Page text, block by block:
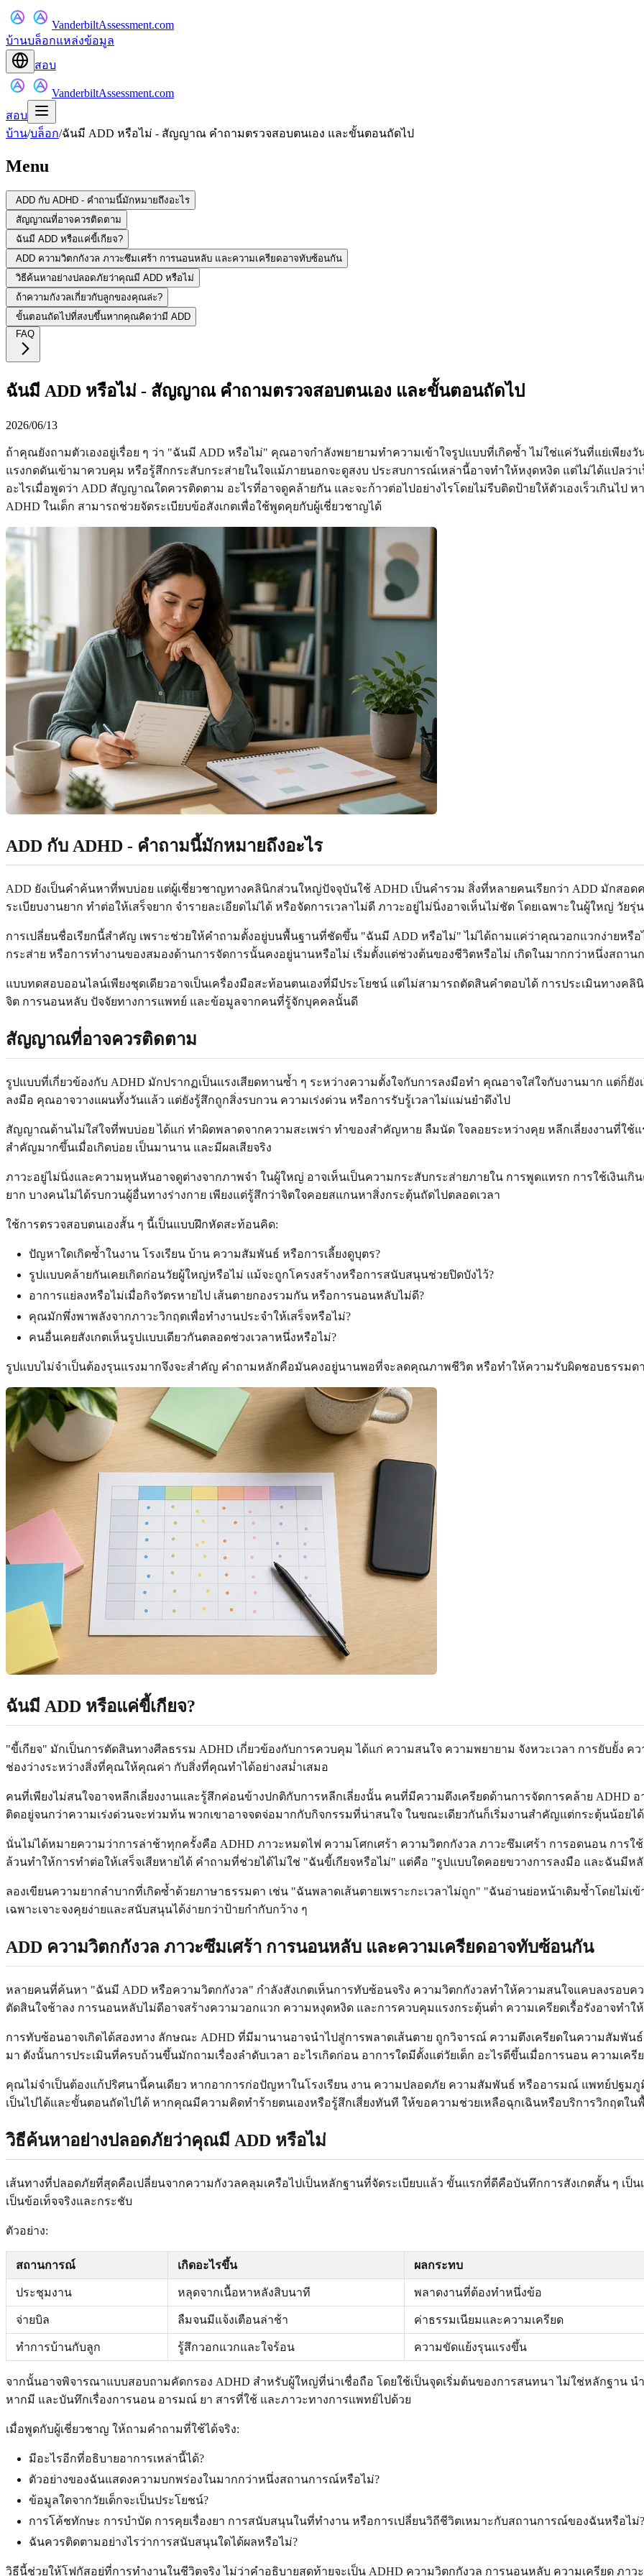
VanderbiltAssessment.com
บ้านบล็อกแหล่งข้อมูล
สอบ
VanderbiltAssessment.com
สอบ
บ้าน/บล็อก/ฉันมี ADD หรือไม่ - สัญญาณ คำถามตรวจสอบตนเอง และขั้นตอนถัดไป
Menu
ADD กับ ADHD - คำถามนี้มักหมายถึงอะไร
สัญญาณที่อาจควรติดตาม
ฉันมี ADD หรือแค่ขี้เกียจ?
ADD ความวิตกกังวล ภาวะซึมเศร้า การนอนหลับ และความเครียดอาจทับซ้อนกัน
วิธีค้นหาอย่างปลอดภัยว่าคุณมี ADD หรือไม่
ถ้าความกังวลเกี่ยวกับลูกของคุณล่ะ?
ขั้นตอนถัดไปที่สงบขึ้นหากคุณคิดว่ามี ADD
FAQ
ฉันมี ADD หรือไม่ - สัญญาณ คำถามตรวจสอบตนเอง และขั้นตอนถัดไป
2026/06/13
ถ้าคุณยังถามตัวเองอยู่เรื่อย ๆ ว่า "ฉันมี ADD หรือไม่" คุณอาจกำลังพยายามทำความเข้าใจรูปแบบที่เกิดซ้ำ ไม่ใช่แค่วันที่แย่เพียง
แรงกดดันเข้ามาควบคุม หรือรู้สึกกระสับกระส่ายในใจแม้ภายนอกจะดูสงบ ประสบการณ์เหล่านี้อาจทำให้หงุดหงิด แต่ไม่ได้แปลว่
อะไรเมื่อพูดว่า ADD สัญญาณใดควรติดตาม อะไรที่อาจดูคล้ายกัน และจะก้าวต่อไปอย่างไรโดยไม่รีบติดป้ายให้ตัวเองเร็วเกินไป
ADHD ในเด็ก สามารถช่วยจัดระเบียบข้อสังเกตเพื่อใช้พูดคุยกับผู้เชี่ยวชาญได้
ADD กับ ADHD - คำถามนี้มักหมายถึงอะไร
ADD ยังเป็นคำค้นหาที่พบบ่อย แต่ผู้เชี่ยวชาญทางคลินิกส่วนใหญ่ปัจจุบันใช้ ADHD เป็นคำรวม สิ่งที่หลายคนเรียกว่า ADD มักสอด
ระเบียบงานยาก ทำต่อให้เสร็จยาก จำรายละเอียดไม่ได้ หรือจัดการเวลาไม่ดี ภาวะอยู่ไม่นิ่งอาจเห็นไม่ชัด โดยเฉพาะในผู้ใหญ่ วั
การเปลี่ยนชื่อเรียกนี้สำคัญ เพราะช่วยให้คำถามตั้งอยู่บนพื้นฐานที่ชัดขึ้น "ฉันมี ADD หรือไม่" ไม่ได้ถามแค่ว่าคุณวอกแวกง่ายห
กระส่าย หรือการทำงานของสมองด้านการจัดการนั้นคงอยู่นานหรือไม่ เริ่มตั้งแต่ช่วงต้นของชีวิตหรือไม่ เกิดในมากกว่าหนึ่งสถา
แบบทดสอบออนไลน์เพียงชุดเดียวอาจเป็นเครื่องมือสะท้อนตนเองที่มีประโยชน์ แต่ไม่สามารถตัดสินคำตอบได้ การประเมินทางค
จิต การนอนหลับ ปัจจัยทางการแพทย์ และข้อมูลจากคนที่รู้จักบุคคลนั้นดี
สัญญาณที่อาจควรติดตาม
รูปแบบที่เกี่ยวข้องกับ ADHD มักปรากฏเป็นแรงเสียดทานซ้ำ ๆ ระหว่างความตั้งใจกับการลงมือทำ คุณอาจใส่ใจกับงานมาก แต่ก็ยั
ลงมือ คุณอาจวางแผนทั้งวันแล้ว แต่ยังรู้สึกถูกสิ่งรบกวน ความเร่งด่วน หรือการรับรู้เวลาไม่แม่นยำดึงไป
สัญญาณด้านไม่ใส่ใจที่พบบ่อย ได้แก่ ทำผิดพลาดจากความสะเพร่า ทำของสำคัญหาย ลืมนัด ใจลอยระหว่างคุย หลีกเลี่ยงงานที่ใช้
สำคัญมากขึ้นเมื่อเกิดบ่อย เป็นมานาน และมีผลเสียจริง
ภาวะอยู่ไม่นิ่งและความหุนหันอาจดูต่างจากภาพจำ ในผู้ใหญ่ อาจเห็นเป็นความกระสับกระส่ายภายใน การพูดแทรก การใช้เงิน
ยาก บางคนไม่ได้รบกวนผู้อื่นทางร่างกาย เพียงแต่รู้สึกว่าจิตใจคอยสแกนหาสิ่งกระตุ้นถัดไปตลอดเวลา
ใช้การตรวจสอบตนเองสั้น ๆ นี้เป็นแบบฝึกหัดสะท้อนคิด:
ปัญหาใดเกิดซ้ำในงาน โรงเรียน บ้าน ความสัมพันธ์ หรือการเลี้ยงดูบุตร?
รูปแบบคล้ายกันเคยเกิดก่อนวัยผู้ใหญ่หรือไม่ แม้จะถูกโครงสร้างหรือการสนับสนุนช่วยปิดบังไว้?
อาการแย่ลงหรือไม่เมื่อกิจวัตรหายไป เส้นตายกองรวมกัน หรือการนอนหลับไม่ดี?
คุณมักพึ่งพาพลังจากภาวะวิกฤตเพื่อทำงานประจำให้เสร็จหรือไม่?
คนอื่นเคยสังเกตเห็นรูปแบบเดียวกันตลอดช่วงเวลาหนึ่งหรือไม่?
รูปแบบไม่จำเป็นต้องรุนแรงมากจึงจะสำคัญ คำถามหลักคือมันคงอยู่นานพอที่จะลดคุณภาพชีวิต หรือทำให้ความรับผิดชอบธรรมด
ฉันมี ADD หรือแค่ขี้เกียจ?
"ขี้เกียจ" มักเป็นการตัดสินทางศีลธรรม ADHD เกี่ยวข้องกับการควบคุม ได้แก่ ความสนใจ ความพยายาม จังหวะเวลา การยับยั้ง
ช่องว่างระหว่างสิ่งที่คุณให้คุณค่า กับสิ่งที่คุณทำได้อย่างสม่ำเสมอ
คนที่เพียงไม่สนใจอาจหลีกเลี่ยงงานและรู้สึกค่อนข้างปกติกับการหลีกเลี่ยงนั้น คนที่มีความตึงเครียดด้านการจัดการคล้าย ADHD
ติดอยู่จนกว่าความเร่งด่วนจะท่วมท้น พวกเขาอาจจดจ่อมากกับกิจกรรมที่น่าสนใจ ในขณะเดียวกันก็เริ่มงานสำคัญแต่กระตุ้นน้อยไ
นั่นไม่ได้หมายความว่าการล่าช้าทุกครั้งคือ ADHD ภาวะหมดไฟ ความโศกเศร้า ความวิตกกังวล ภาวะซึมเศร้า การอดนอน การ
ล้วนทำให้การทำต่อให้เสร็จเสียหายได้ คำถามที่ช่วยได้ไม่ใช่ "ฉันขี้เกียจหรือไม่" แต่คือ "รูปแบบใดคอยขวางการลงมือ และฉันมีหลั
ลองเขียนความยากลำบากที่เกิดซ้ำด้วยภาษาธรรมดา เช่น "ฉันพลาดเส้นตายเพราะกะเวลาไม่ถูก" "ฉันอ่านย่อหน้าเดิมซ้ำโดยไม่
เฉพาะเจาะจงคุยง่ายและสนับสนุนได้ง่ายกว่าป้ายกำกับกว้าง ๆ
ADD ความวิตกกังวล ภาวะซึมเศร้า การนอนหลับ และความเครียดอาจทับซ้อนกัน
หลายคนที่ค้นหา "ฉันมี ADD หรือความวิตกกังวล" กำลังสังเกตเห็นการทับซ้อนจริง ความวิตกกังวลทำให้ความสนใจแคบลงรอบค
ตัดสินใจช้าลง การนอนหลับไม่ดีอาจสร้างความวอกแวก ความหงุดหงิด และการควบคุมแรงกระตุ้นต่ำ ความเครียดเรื้อรังอาจทำ
การทับซ้อนอาจเกิดได้สองทาง ลักษณะ ADHD ที่มีมานานอาจนำไปสู่การพลาดเส้นตาย ถูกวิจารณ์ ความตึงเครียดในความสัมพั
มา ดังนั้นการประเมินที่ครบถ้วนขึ้นมักถามเรื่องลำดับเวลา อะไรเกิดก่อน อาการใดมีตั้งแต่วัยเด็ก อะไรดีขึ้นเมื่อการนอน ความเ
คุณไม่จำเป็นต้องแก้ปริศนานี้คนเดียว หากอาการก่อปัญหาในโรงเรียน งาน ความปลอดภัย ความสัมพันธ์ หรืออารมณ์ แพทย์ปฐม
เป็นไปได้และขั้นตอนถัดไปได้ หากคุณมีความคิดทำร้ายตนเองหรือรู้สึกเสี่ยงทันที ให้ขอความช่วยเหลือฉุกเฉินหรือบริการวิกฤตใ
วิธีค้นหาอย่างปลอดภัยว่าคุณมี ADD หรือไม่
เส้นทางที่ปลอดภัยที่สุดคือเปลี่ยนจากความกังวลคลุมเครือไปเป็นหลักฐานที่จัดระเบียบแล้ว ขั้นแรกที่ดีคือบันทึกการสังเกตสั้น ๆ เป็
เป็นข้อเท็จจริงและกระชับ
ตัวอย่าง:
สถานการณ์ เกิดอะไรขึ้น ผลกระทบ
ประชุมงาน หลุดจากเนื้อหาหลังสิบนาที พลาดงานที่ต้องทำหนึ่งข้อ
จ่ายบิล ลืมจนมีแจ้งเตือนล่าช้า ค่าธรรมเนียมและความเครียด
ทำการบ้านกับลูก รู้สึกวอกแวกและใจร้อน ความขัดแย้งรุนแรงขึ้น
จากนั้นอาจพิจารณาแบบสอบถามคัดกรอง ADHD สำหรับผู้ใหญ่ที่น่าเชื่อถือ โดยใช้เป็นจุดเริ่มต้นของการสนทนา ไม่ใช่หลักฐาน นำ
หากมี และบันทึกเรื่องการนอน อารมณ์ ยา สารที่ใช้ และภาวะทางการแพทย์ไปด้วย
เมื่อพูดกับผู้เชี่ยวชาญ ให้ถามคำถามที่ใช้ได้จริง:
มีอะไรอีกที่อธิบายอาการเหล่านี้ได้?
ตัวอย่างของฉันแสดงความบกพร่องในมากกว่าหนึ่งสถานการณ์หรือไม่?
ข้อมูลใดจากวัยเด็กจะเป็นประโยชน์?
การโค้ชทักษะ การบำบัด การคุยเรื่องยา การสนับสนุนในที่ทำงาน หรือการเปลี่ยนวิถีชีวิตเหมาะกับสถานการณ์ของฉันหรือไม่?
ฉันควรติดตามอย่างไรว่าการสนับสนุนใดได้ผลหรือไม่?
วิธีนี้ช่วยให้โฟกัสอยู่ที่การทำงานในชีวิตจริง ไม่ว่าคำอธิบายสุดท้ายจะเป็น ADHD ความวิตกกังวล การนอนหลับ ความเครียด ภ